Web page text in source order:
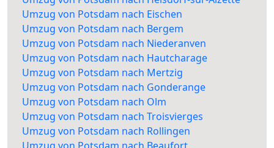
Umzug von Potsdam nach Eischen
Umzug von Potsdam nach Bergem
Umzug von Potsdam nach Niederanven
Umzug von Potsdam nach Hautcharage
Umzug von Potsdam nach Mertzig
Umzug von Potsdam nach Gonderange
Umzug von Potsdam nach Olm
Umzug von Potsdam nach Troisvierges
Umzug von Potsdam nach Rollingen